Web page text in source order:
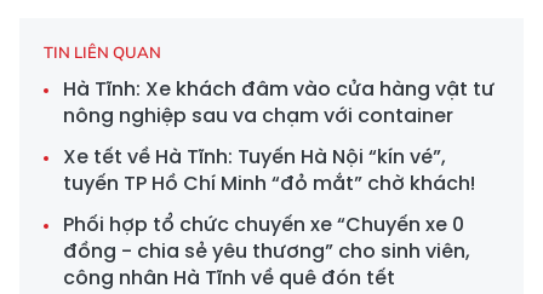
TIN LIÊN QUAN
Hà Tĩnh: Xe khách đâm vào cửa hàng vật tư
nông nghiệp sau va chạm với container
Xe tết về Hà Tĩnh: Tuyến Hà Nội “kín vé”,
tuyến TP Hồ Chí Minh “đỏ mắt” chờ khách!
Phối hợp tổ chức chuyến xe “Chuyến xe 0
đồng - chia sẻ yêu thương” cho sinh viên,
công nhân Hà Tĩnh về quê đón tết